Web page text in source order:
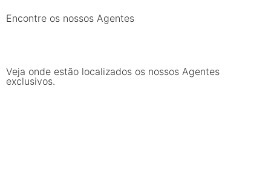
Encontre os nossos Agentes
Veja onde estão localizados os nossos Agentes
exclusivos.